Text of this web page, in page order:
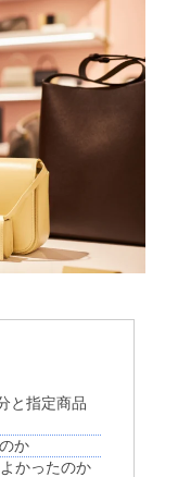
と指定商品
か
かったのか